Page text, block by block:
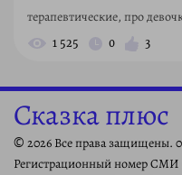
терапевтические, про
1 525 0 3
Сказка плюс
© 2026 Все права защищены.
Регистрационный номер СМИ